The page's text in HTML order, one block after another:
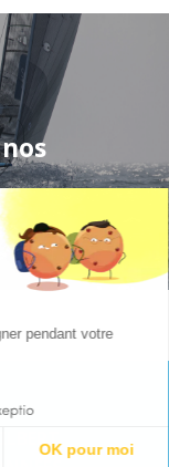
pendant votre
OK pour moi